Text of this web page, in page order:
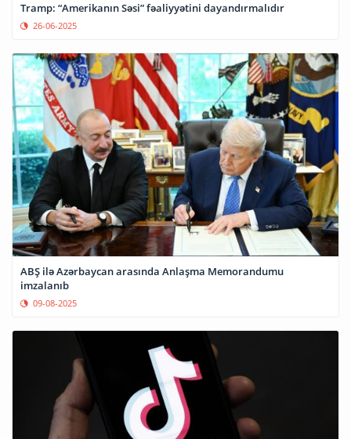
Tramp: “Amerikanın Səsi” fəaliyyətini dayandırmalıdır
26-06-2025
ABŞ ilə Azərbaycan arasında Anlaşma Memorandumu
imzalanıb
09-08-2025